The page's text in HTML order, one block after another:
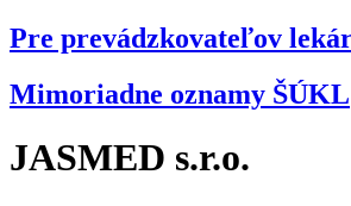
Pre prevádzkovateľov
Mimoriadne oznamy ŠÚKL
JASMED s.r.o.